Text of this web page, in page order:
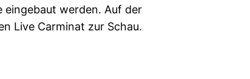
eingebaut werden. Auf der
Live Carminat zur Schau.